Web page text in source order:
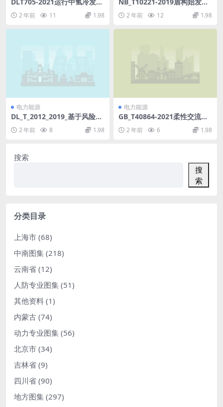
2 年前 11 1.98
2.01MB)pdf
2 年前 12 1.98
电力能源
DL_T_2012_2019_基于风险预
控的火力发电安全生产管理体
系要求.pdf
2 年前 8 1.98
电力能源
GB_T40864-2021柔性交流输
电设备接入电网继电保护技术
要求(3.54MB)pdf
2 年前 6 1.98
搜索
搜
索
分类目录
上海市 (68)
中南图集 (218)
云南省 (12)
人防专业图集 (51)
其他资料 (1)
内蒙古 (74)
动力专业图集 (56)
北京市 (34)
吉林省 (9)
四川省 (90)
地方图集 (297)